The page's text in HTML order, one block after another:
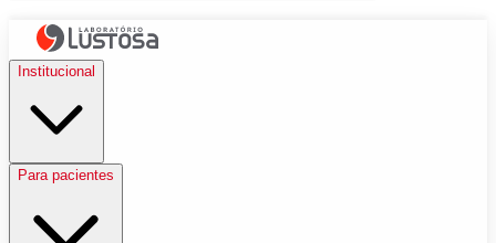
Institucional
Para pacientes